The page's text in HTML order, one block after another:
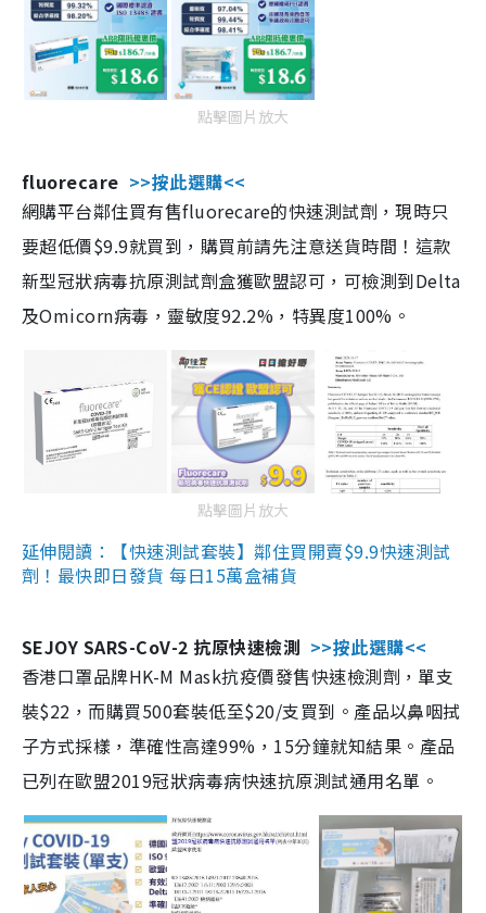
點擊圖片放大
fluorecare >>按此選購<<
網購平台鄰住買有售fluorecare的快速測試劑，現時只
要超低價$9.9就買到，購買前請先注意送貨時間！這款
新型冠狀病毒抗原測試劑盒獲歐盟認可，可檢測到Delta
及Omicorn病毒，靈敏度92.2%，特異度100%。
點擊圖片放大
延伸閱讀：【快速測試套裝】鄰住買開賣$9.9快速測試
劑！最快即日發貨 每日15萬盒補貨
SEJOY SARS-CoV-2 抗原快速檢測 >>按此選購<<
香港口罩品牌HK-M Mask抗疫價發售快速檢測劑，單支
裝$22，而購買500套裝低至$20/支買到。產品以鼻咽拭
子方式採樣，準確性高達99%，15分鐘就知結果。產品
已列在歐盟2019冠狀病毒病快速抗原測試通用名單。